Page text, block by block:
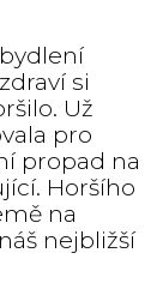
si
Už
pro
propad na
Horšího
na
nejbližší